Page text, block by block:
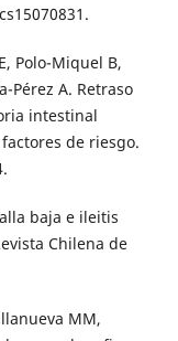
Polo-Miquel B,
Pérez A. Retraso
intestinal
de riesgo.
baja e ileitis
Chilena de
MM,